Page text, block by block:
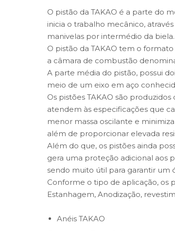
O pistão da TAKAO é a parte do
inicia o trabalho mecânico,
manivelas por intermédio da biela.
O pistão da TAKAO tem o
a câmara de combustão
A parte média do pistão, possui
meio de um eixo em aço
Os pistões TAKAO são
atendem às especificações que
menor massa oscilante e
além de proporcionar elevada
Além do que, os pistões ainda
gera uma proteção adicional aos
sendo muito útil para garantir um
Conforme o tipo de aplicação, os
Estanhagem, Anodização,
Anéis TAKAO